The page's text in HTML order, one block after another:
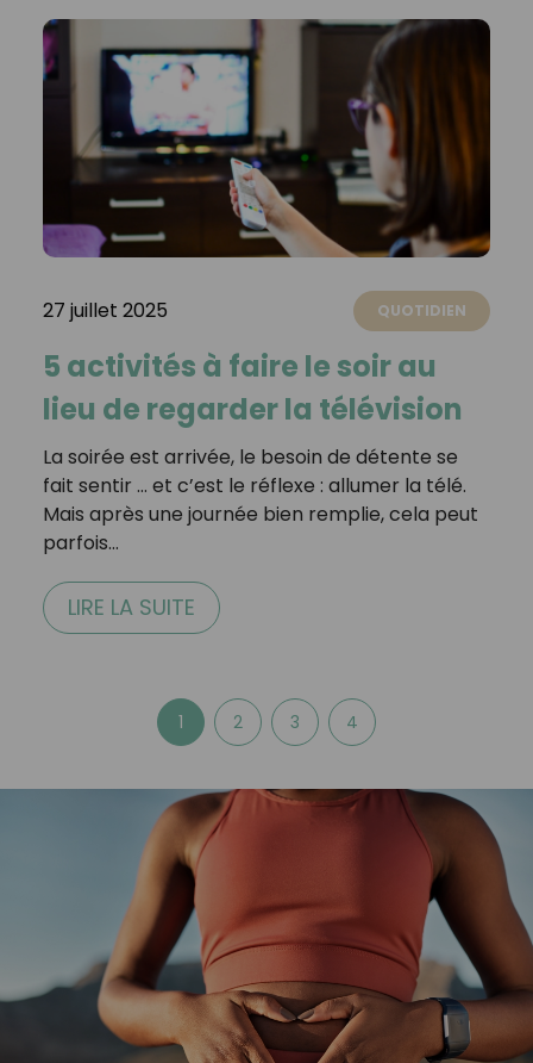
27 juillet 2025 QUOTIDIEN
5 activités à faire le soir au
lieu de regarder la télévision
La soirée est arrivée, le besoin de détente se
fait sentir … et c’est le réflexe : allumer la télé.
Mais après une journée bien remplie, cela peut
parfois…
LIRE LA SUITE
1 2 3 4